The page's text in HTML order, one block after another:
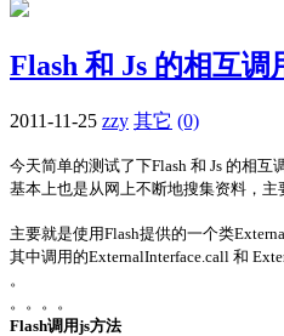
Flash 和 Js 的相互调
2011-11-25 zzy 其它 (0)
今天简单的测试了下Flash 和 Js 的相互
基本上也是从网上不断地搜集资料，主
主要就是使用Flash提供的一个类
其中调用的ExternalInterface.call 和
。
。。。。
Flash调用js方法